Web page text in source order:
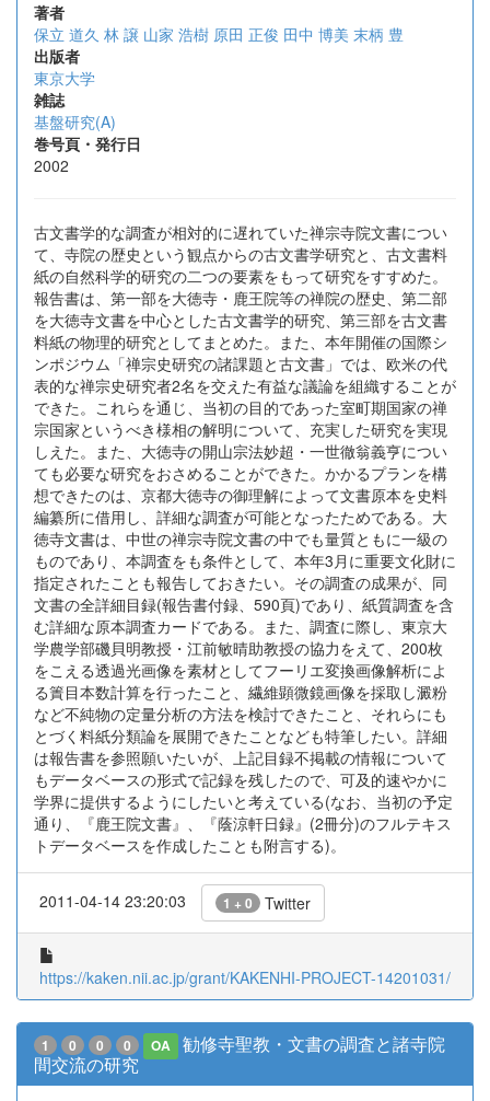
著者
保立 道久 林 譲 山家 浩樹 原田 正俊 田中 博美 末柄 豊
出版者
東京大学
雑誌
基盤研究(A)
巻号頁・発行日
2002
古文書学的な調査が相対的に遅れていた禅宗寺院文書につい
て、寺院の歴史という観点からの古文書学研究と、古文書料
紙の自然科学的研究の二つの要素をもって研究をすすめた。
報告書は、第一部を大徳寺・鹿王院等の禅院の歴史、第二部
を大徳寺文書を中心とした古文書学的研究、第三部を古文書
料紙の物理的研究としてまとめた。また、本年開催の国際シ
ンポジウム「禅宗史研究の諸課題と古文書」では、欧米の代
表的な禅宗史研究者2名を交えた有益な議論を組織することが
できた。これらを通じ、当初の目的であった室町期国家の禅
宗国家というべき様相の解明について、充実した研究を実現
しえた。また、大徳寺の開山宗法妙超・一世徹翁義亨につい
ても必要な研究をおさめることができた。かかるプランを構
想できたのは、京都大徳寺の御理解によって文書原本を史料
編纂所に借用し、詳細な調査が可能となったためである。大
徳寺文書は、中世の禅宗寺院文書の中でも量質ともに一級の
ものであり、本調査をも条件として、本年3月に重要文化財に
指定されたことも報告しておきたい。その調査の成果が、同
文書の全詳細目録(報告書付録、590頁)であり、紙質調査を含
む詳細な原本調査カードである。また、調査に際し、東京大
学農学部磯貝明教授・江前敏晴助教授の協力をえて、200枚
をこえる透過光画像を素材としてフーリエ変換画像解析によ
る簀目本数計算を行ったこと、繊維顕微鏡画像を採取し澱粉
など不純物の定量分析の方法を検討できたこと、それらにも
とづく料紙分類論を展開できたことなども特筆したい。詳細
は報告書を参照願いたいが、上記目録不掲載の情報について
もデータベースの形式で記録を残したので、可及的速やかに
学界に提供するようにしたいと考えている(なお、当初の予定
通り、『鹿王院文書』、『蔭涼軒日録』(2冊分)のフルテキス
トデータベースを作成したことも附言する)。
2011-04-14 23:20:03 1 + 0 Twitter
https://kaken.nii.ac.jp/grant/KAKENHI-PROJECT-14201031/
1 0 0 0 OA
勧修寺聖教・文書の調査と諸寺院
間交流の研究